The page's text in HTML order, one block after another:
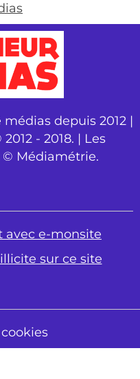
depuis 2012 |
- 2018. | Les
© Médiamétrie.
avec e-monsite
sur ce site